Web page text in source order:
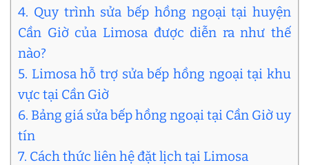
4. Quy trình sửa bếp hồng ngoại tại huyện
Cần Giờ của Limosa được diễn ra như thế
nào?
5. Limosa hỗ trợ sửa bếp hồng ngoại tại khu
vực tại Cần Giờ
6. Bảng giá sửa bếp hồng ngoại tại Cần Giờ uy
tín
7. Cách thức liên hệ đặt lịch tại Limosa